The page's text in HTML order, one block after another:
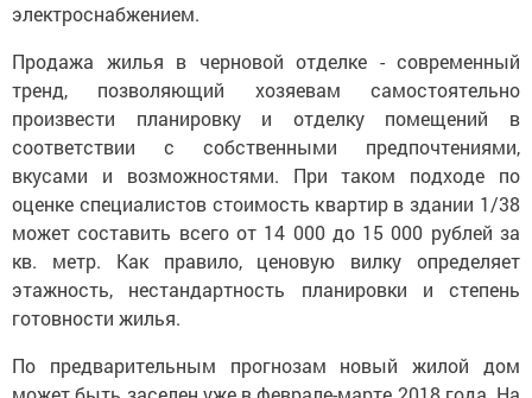
электроснабжением.
Продажа жилья в черновой отделке - современный
тренд, позволяющий хозяевам самостоятельно
произвести планировку и отделку помещений в
соответствии с собственными предпочтениями,
вкусами и возможностями. При таком подходе по
оценке специалистов стоимость квартир в здании 1/38
может составить всего от 14 000 до 15 000 рублей за
кв. метр. Как правило, ценовую вилку определяет
этажность, нестандартность планировки и степень
готовности жилья.
По предварительным прогнозам новый жилой дом